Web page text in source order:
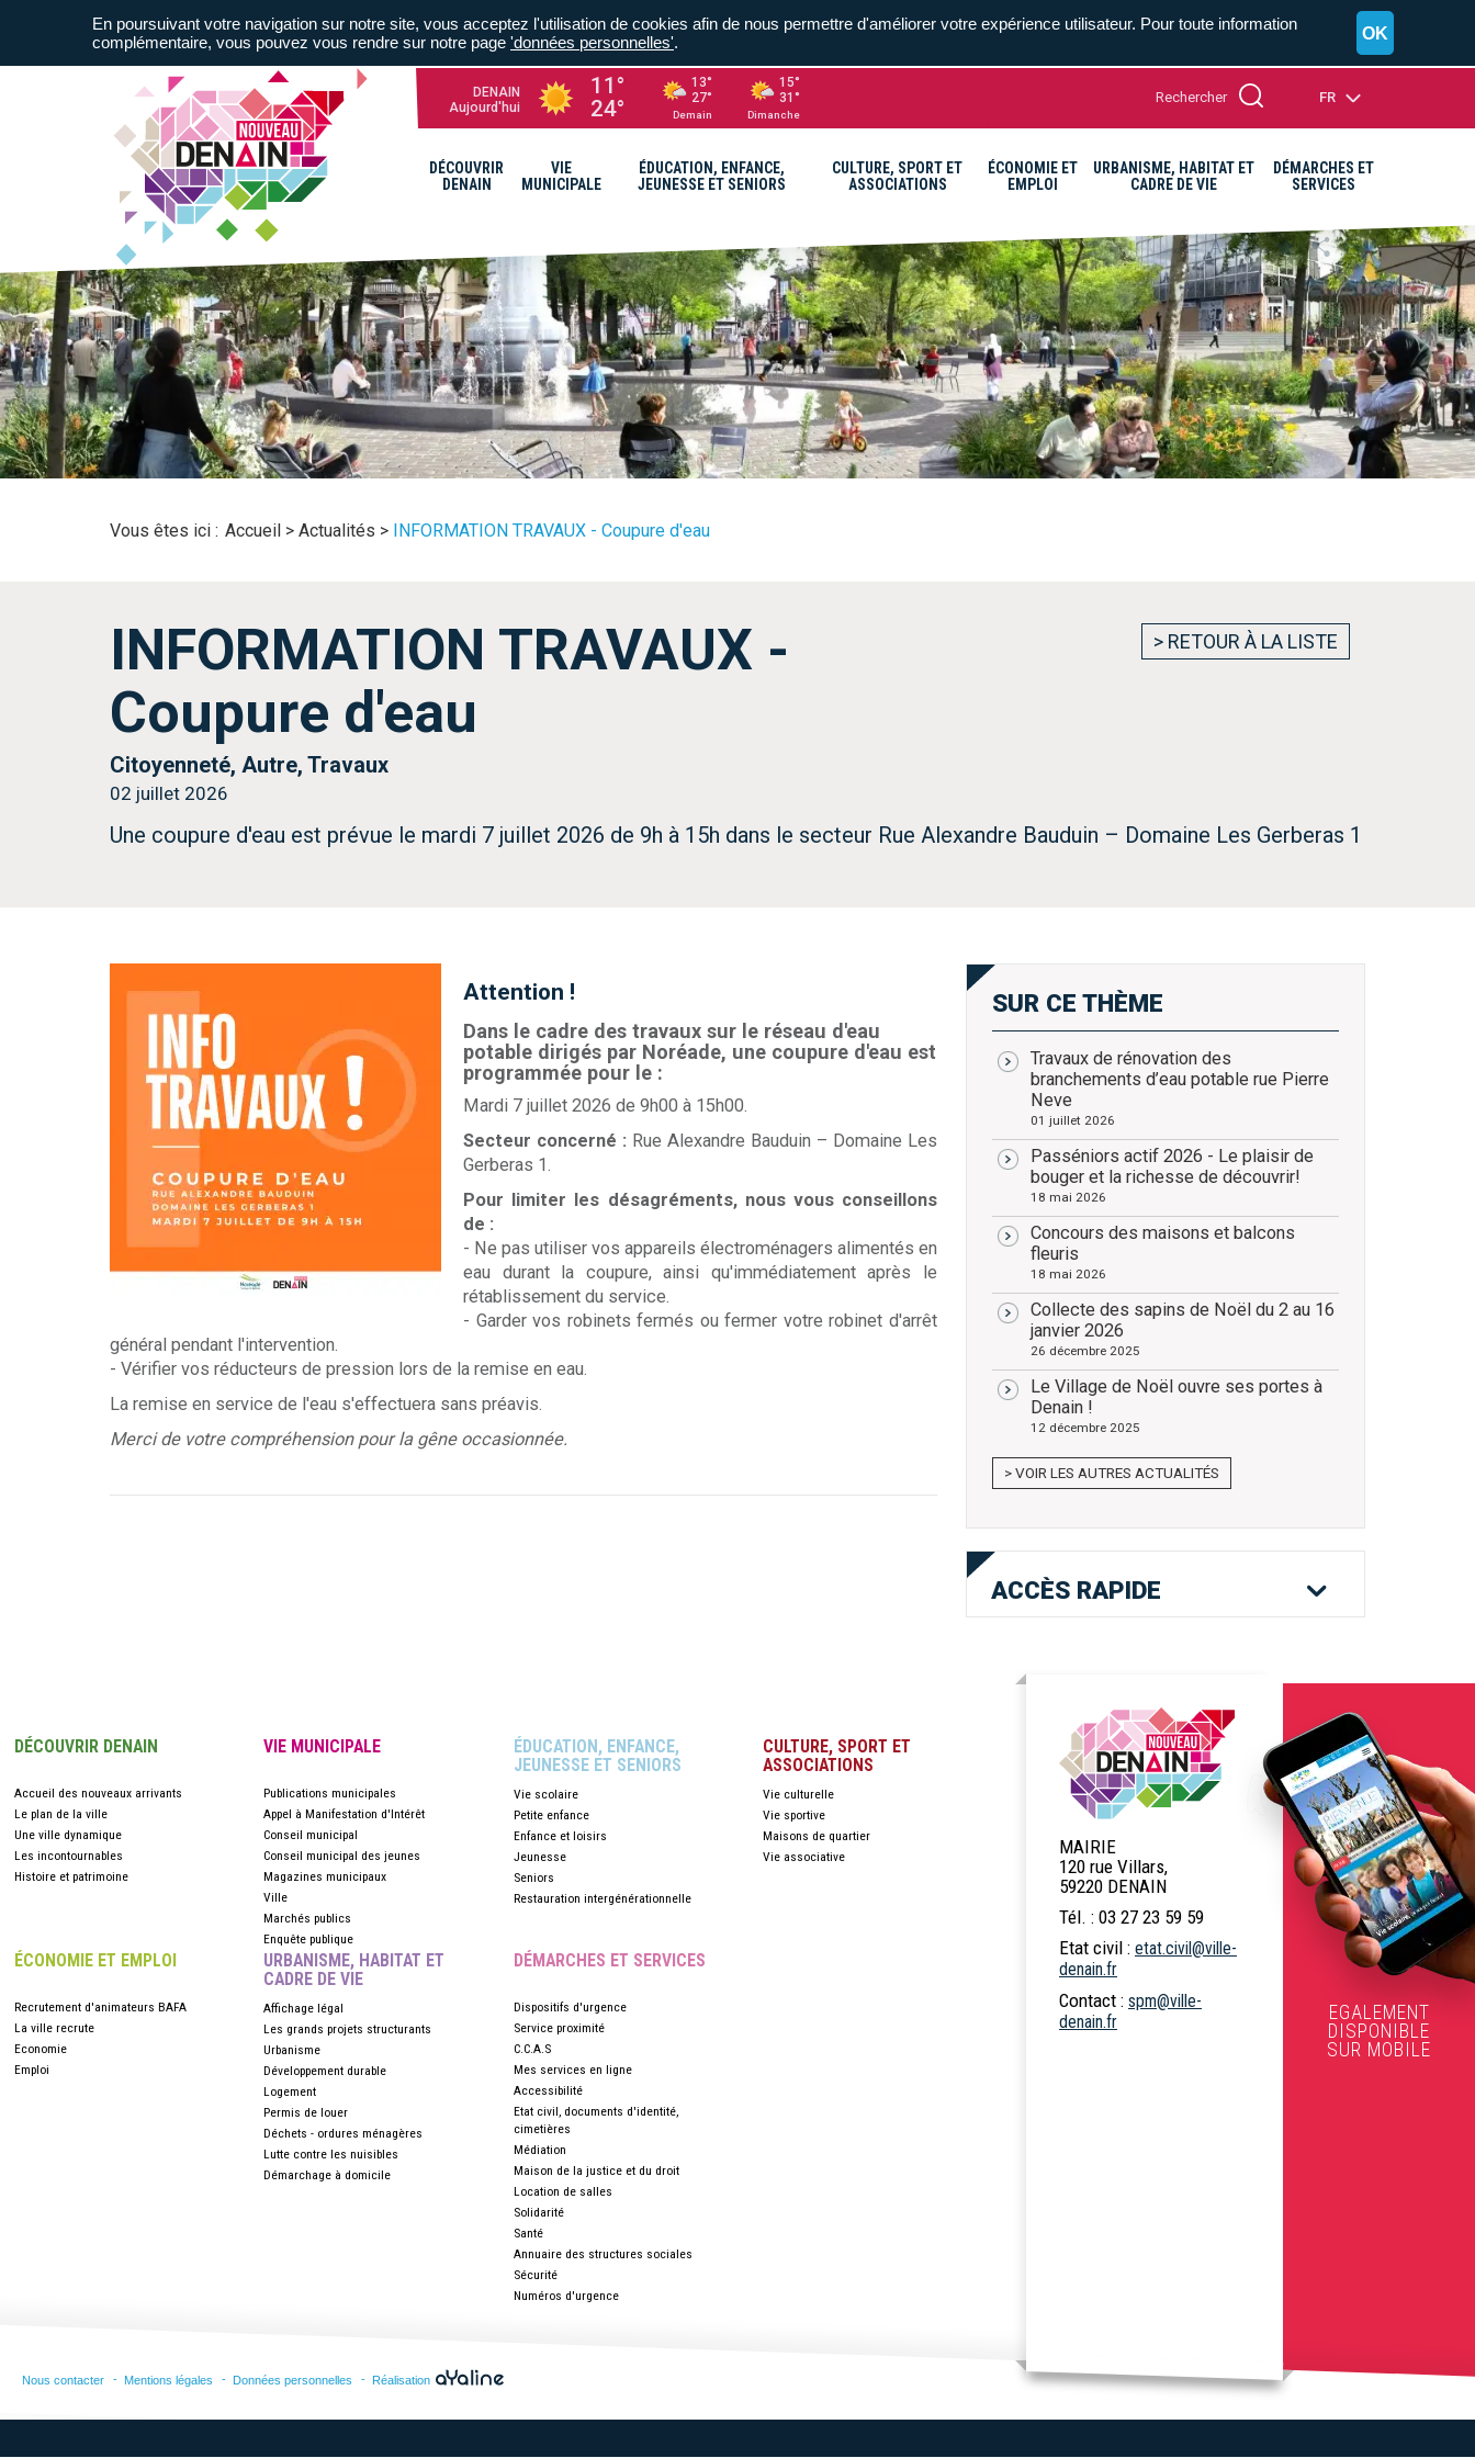
DENAIN
Aujourd'hui
11°
24°
13°
27°
Demain
15°
31°
Dimanche
Rechercher FR
DÉCOUVRIR
DENAIN
VIE
MUNICIPALE
ÉDUCATION, ENFANCE,
JEUNESSE ET SENIORS
CULTURE, SPORT ET
ASSOCIATIONS
ÉCONOMIE ET
EMPLOI
URBANISME, HABITAT ET
CADRE DE VIE
DÉMARCHES ET
SERVICES
A= A- A+
Vous êtes ici : Accueil > Actualités > INFORMATION TRAVAUX - Coupure d'eau
INFORMATION TRAVAUX -
Coupure d'eau
> RETOUR À LA LISTE
Citoyenneté, Autre, Travaux
02 juillet 2026
Une coupure d'eau est prévue le mardi 7 juillet 2026 de 9h à 15h dans le secteur Rue Alexandre Bauduin – Domaine Les Gerberas 1
Attention !
Dans le cadre des travaux sur le réseau d'eau
potable dirigés par Noréade, une coupure d'eau est
programmée pour le :
Mardi 7 juillet 2026 de 9h00 à 15h00.
Secteur concerné : Rue Alexandre Bauduin – Domaine Les
Gerberas 1.
Pour limiter les désagréments, nous vous conseillons
de :
- Ne pas utiliser vos appareils électroménagers alimentés en
eau durant la coupure, ainsi qu'immédiatement après le
rétablissement du service.
- Garder vos robinets fermés ou fermer votre robinet d'arrêt
général pendant l'intervention.
- Vérifier vos réducteurs de pression lors de la remise en eau.
La remise en service de l'eau s'effectuera sans préavis.
Merci de votre compréhension pour la gêne occasionnée.
SUR CE THÈME
Travaux de rénovation des
branchements d’eau potable rue Pierre
Neve
01 juillet 2026
Passéniors actif 2026 - Le plaisir de
bouger et la richesse de découvrir!
18 mai 2026
Concours des maisons et balcons
fleuris
18 mai 2026
Collecte des sapins de Noël du 2 au 16
janvier 2026
26 décembre 2025
Le Village de Noël ouvre ses portes à
Denain !
12 décembre 2025
> VOIR LES AUTRES ACTUALITÉS
ACCÈS RAPIDE
Mes services en
Etat civil
Location de
salles
Logement Navette Bleue
spectacles
Menus scolaires
Marchés publics
DÉCOUVRIR DENAIN
Accueil des nouveaux arrivants
Le plan de la ville
Une ville dynamique
Les incontournables
Histoire et patrimoine
VIE MUNICIPALE
Publications municipales
Appel à Manifestation d'Intérêt
Conseil municipal
Conseil municipal des jeunes
Magazines municipaux
Ville
Marchés publics
Enquête publique
ÉDUCATION, ENFANCE,
JEUNESSE ET SENIORS
Vie scolaire
Petite enfance
Enfance et loisirs
Jeunesse
Seniors
Restauration intergénérationnelle
CULTURE, SPORT ET
ASSOCIATIONS
Vie culturelle
Vie sportive
Maisons de quartier
Vie associative
ÉCONOMIE ET EMPLOI
Recrutement d'animateurs BAFA
La ville recrute
Economie
Emploi
URBANISME, HABITAT ET
CADRE DE VIE
Affichage légal
Les grands projets structurants
Urbanisme
Développement durable
Logement
Permis de louer
Déchets - ordures ménagères
Lutte contre les nuisibles
Démarchage à domicile
DÉMARCHES ET SERVICES
Dispositifs d'urgence
Service proximité
C.C.A.S
Mes services en ligne
Accessibilité
Etat civil, documents d'identité,
cimetières
Médiation
Maison de la justice et du droit
Location de salles
Solidarité
Santé
Annuaire des structures sociales
Sécurité
Numéros d'urgence
MAIRIE
120 rue Villars,
59220 DENAIN
Tél. : 03 27 23 59 59
Etat civil : etat.civil@ville-
denain.fr
Contact : spm@ville-
denain.fr
EGALEMENT
DISPONIBLE
SUR MOBILE
Nous contacter Mentions légales Données personnelles Réalisation
En poursuivant votre navigation sur notre site, vous acceptez l'utilisation de cookies afin de nous permettre d'améliorer votre expérience utilisateur. Pour toute information
complémentaire, vous pouvez vous rendre sur notre page 'données personnelles'. OK